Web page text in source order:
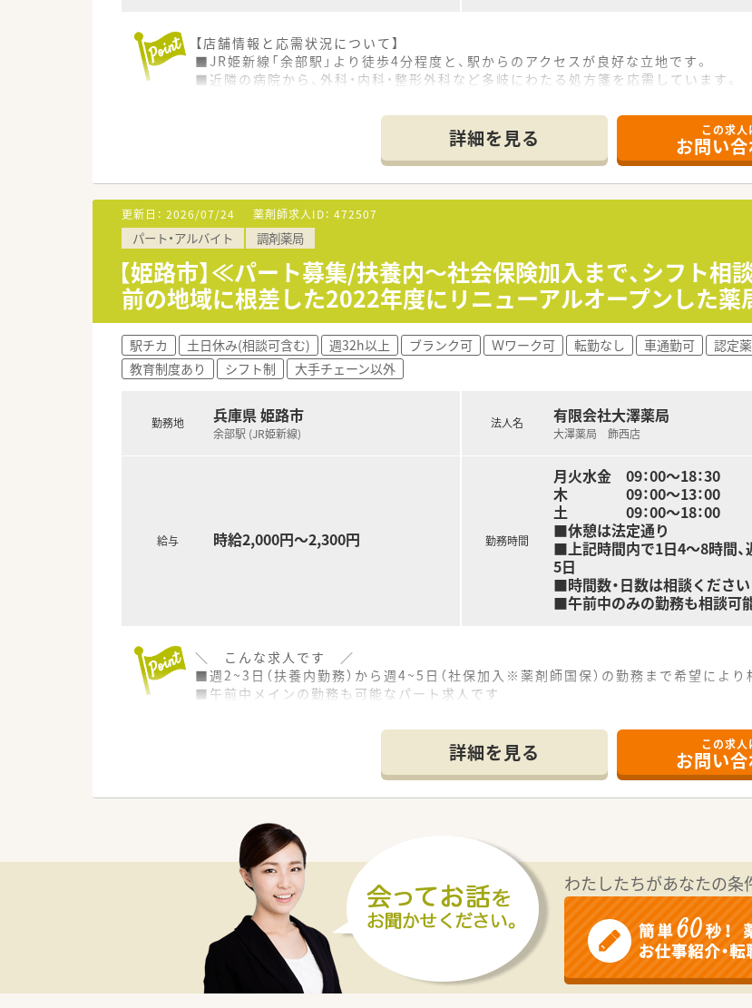
【店舗情報と応需状況について】
■JR姫新線「余部駅」より徒歩4分程度と、駅からのアクセスが良好な立地です。
■近隣の病院から、外科・内科・整形外科など多岐にわたる処方箋を応需しています。
■姫路市内で1店舗のみを運営しており、転居を伴う異動がなく安心して勤務できます
■門前の病院と密接に連携を取りながら、患者様ファーストの運営を重視しています。
■スタッフの定着率が非常に高く、10年以上在籍されている方も複数名活躍中です。
【勤務実態について】
■2024年度の年間休日は124日の実績があり、プライベートも充実させやすい環境で
■休日は日曜固定プラス他1日の完全週休2日制を採用しており、予定が立てやすいで
■透析対応がない日は18時30分終業で、残業代は1分単位で別途支給されます。
【職場環境と雰囲気】
■30代から60代まで幅広い年齢層のスタッフが在籍しており、非常に風通しが良い職
■ベテランの薬剤師が多く、全体的にマイルドで優しい雰囲気の中で業務に取り組め
■2022年度に店舗リノベーションを実施し、外観・内装ともに綺麗な環境で働けます。
詳細を見る この求人
お問い
更新日： 2026/07/24 薬剤師求人ID： 472507
パート・アルバイト 調剤薬局
【姫路市】≪パート募集/扶養内～社会保険加入まで、シフト相
前の地域に根差した2022年度にリニューアルオープンした
駅チカ 土日休み(相談可含む) 週32h以上 ブランク可 Ｗワーク可 転勤なし 車通勤可 認定
教育制度あり
シフト制 大手チェーン以外
勤務地 兵庫県 姫路市
余部駅 (JR姫新線)
給与 時給2,000円～2,300円
法人名 有限会社大澤薬局
大澤薬局 飾西店
勤務時間
月火水金 09：00～18：30
木 09：00～13：00
土 09：00～18：00
■休憩は法定通り
■上記時間内で1日4～8時間、
5日
■時間数・日数は相談くださ
■午前中のみの勤務も相談可
＼ こんな求人です ／
■週2~3日（扶養内勤務）から週4~5日（社保加入※薬剤師国保）の勤務まで希望により
■午前中メインの勤務も可能なパート求人です
酒井病院の門前薬局として運営しています。
県道沿いに面しており、自然豊かな景色に囲まれています。
■勿論、駐車場付きでマイカー通勤OK！
■病院門前のため幅広い処方に携わっていただき、経験・スキルを積むことが可能な環
1日100枚程の処方箋が届きますが、薬剤師常時3～4名＋事務員2名と安心の人員体制。
■遅番でも18:30定時なのが魅力
早めの帰宅が可能なため、家庭との両立やプライべーの時間を大切にしたい方へおス
■残業は門前が透析患者様を受け入れる日（月6回）以外はほとんどございません！
■在籍スタッフは30代～60代と幅広く、職員間仲が良い、風通しの良い環境です。
＼ こんな企業です ／
■姫路市内で1店舗だけで運営されている地域に根差した病院門前の調剤薬局となり
詳細を見る この求人
お問い
わたしたちがあなたの条